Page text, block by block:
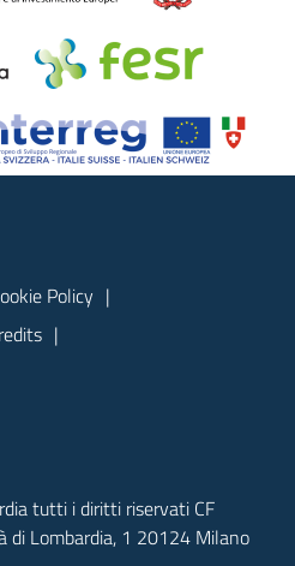
Policy
tutti i diritti riservati CF
Lombardia, 1 20124 Milano